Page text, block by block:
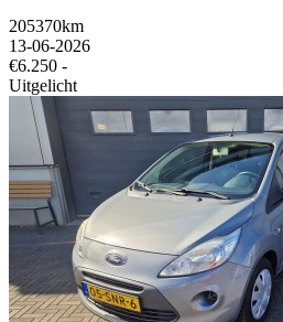
205370km
13-06-2026
€6.250 -
Uitgelicht